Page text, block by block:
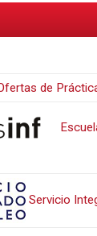
de
Servicio